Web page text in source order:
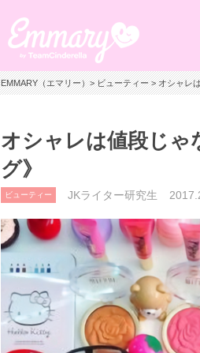
EMMARY（エマリー）>ビューティー> オシャレ
オシャレは値段じゃ
グ》
ビューティー JKライター研究生